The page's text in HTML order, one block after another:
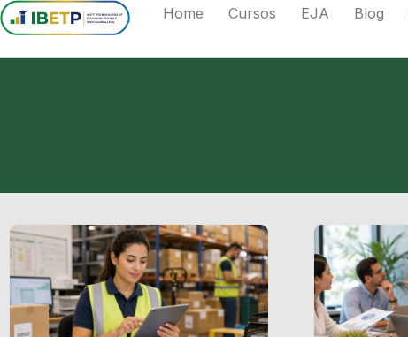
Home Cursos EJA Blog